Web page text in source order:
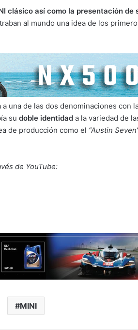
clásico así como la presentación de
al mundo una idea de los
una de las dos denominaciones con
su doble identidad a la variedad de
de producción como el “Austin
de YouTube:
MINI